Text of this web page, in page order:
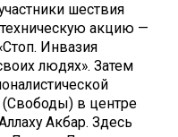
шествия
акцию —
Инвазия
людях». Затем
в центре
Акбар. Здесь